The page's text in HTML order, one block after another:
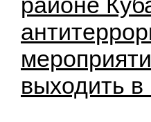
выходить